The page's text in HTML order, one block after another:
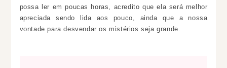
possa ler em poucas horas, acredito que ela será melhor
apreciada sendo lida aos pouco, ainda que a nossa
vontade para desvendar os mistérios seja grande.